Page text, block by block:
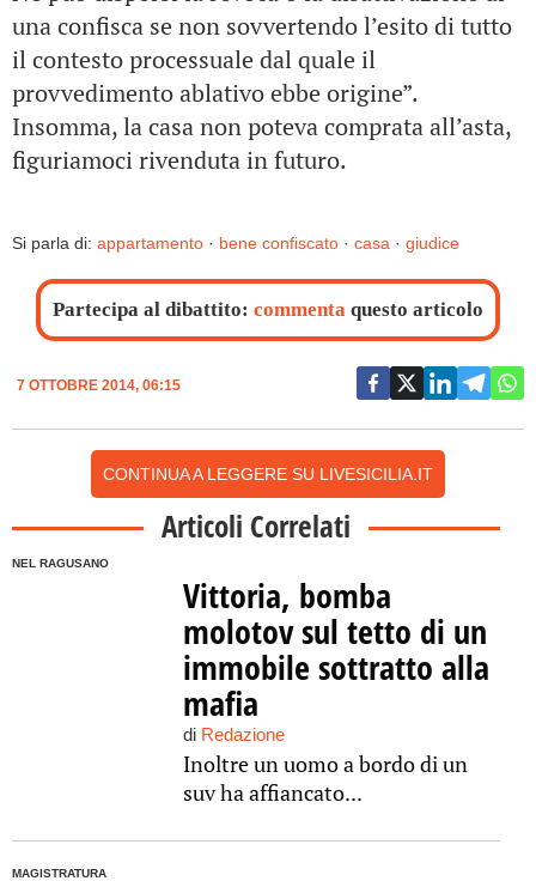
una confisca se non sovvertendo l’esito di tutto
il contesto processuale dal quale il
provvedimento ablativo ebbe origine”.
Insomma, la casa non poteva comprata all’asta,
figuriamoci rivenduta in futuro.
Si parla di: appartamento · bene confiscato · casa · giudice
Partecipa al dibattito: commenta questo articolo
7 OTTOBRE 2014, 06:15
CONTINUA A LEGGERE SU LIVESICILIA.IT
Articoli Correlati
NEL RAGUSANO
Vittoria, bomba
molotov sul tetto di un
immobile sottratto alla
mafia
di Redazione
Inoltre un uomo a bordo di un
suv ha affiancato...
MAGISTRATURA